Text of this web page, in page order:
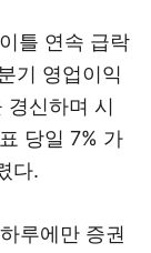
틀 연속 급락
기 영업이익
신하며 시
당일 7% 가
다.
루에만 증권